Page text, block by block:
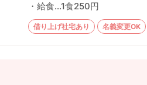
・給食…1食250円
借り上げ社宅あり 名義変更OK